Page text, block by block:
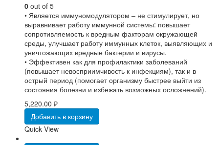
0 out of 5
• Является иммуномодулятором – не стимулирует, но
выравнивает работу иммунной системы: повышает
сопротивляемость к вредным факторам окружающей
среды, улучшает работу иммунных клеток, выявляющих и
уничтожающих вредные бактерии и вирусы.
• Эффективен как для профилактики заболеваний
(повышает невосприимчивость к инфекциям), так и в
острый период (помогает организму быстрее выйти из
состояния болезни и избежать возможных осложнений).
5,220.00 ₽
Добавить в корзину
Quick View